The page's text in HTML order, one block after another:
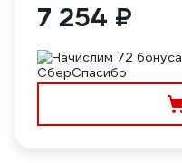
7 254 ₽
Начислим 72 бонуса